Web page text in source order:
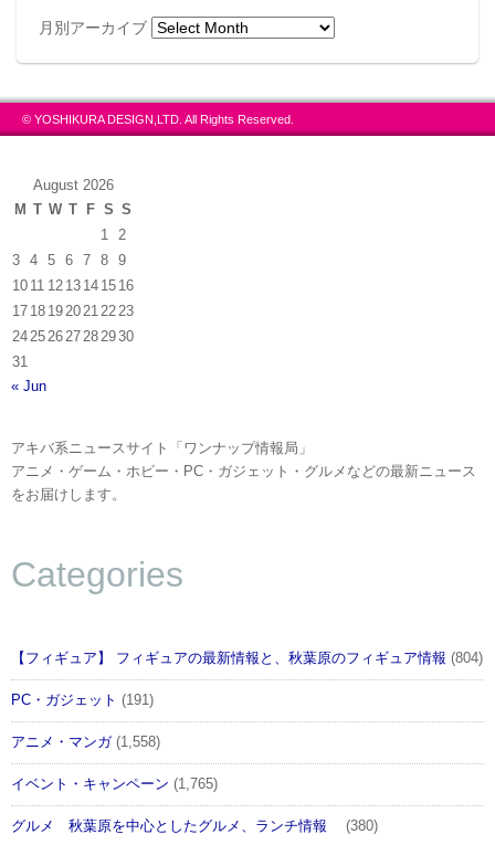
月別アーカイブ
© YOSHIKURA DESIGN,LTD. All Rights Reserved.
August 2026
M T W T F S S
1
2
3
4 5 6 7 8
9
10 11 12 13 14 15 16
17 18 19 20 21 22 23
24 25 26 27 28 2930
31
« Jun
アキバ系ニュースサイト「ワンナップ情報局」
アニメ・ゲーム・ホビー・PC・ガジェット・グルメなどの最新ニュース
をお届けします。
Categories
【フィギュア】 フィギュアの最新情報と、秋葉原のフィギュア情報 (804)
PC・ガジェット (191)
アニメ・マンガ(1,558)
イベント・キャンペーン (1,765)
グルメ 秋葉原を中心としたグルメ、ランチ情報 (380)